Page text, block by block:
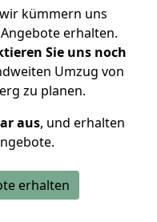
kümmern uns
erhalten.
Sie uns noch
Umzug von
zu planen.
aus, und erhalten
erhalten